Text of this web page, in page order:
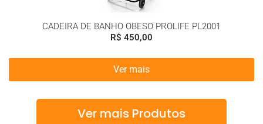
CADEIRA DE BANHO OBESO PROLIFE PL2001
R$ 450,00
Ver mais
Ver mais Produtos